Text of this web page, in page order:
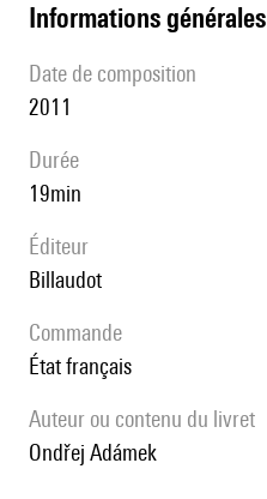
informations générales
date de composition
2011
durée
19min
éditeur
Billaudot
Commande
État français
Auteur ou contenu du livret
Ondřej Adámek